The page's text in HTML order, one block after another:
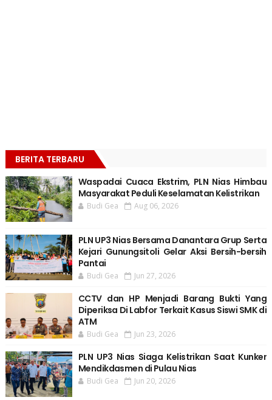
BERITA TERBARU
Waspadai Cuaca Ekstrim, PLN Nias Himbau
Masyarakat Peduli Keselamatan Kelistrikan
Budi Gea Aug 06, 2026
PLN UP3 Nias Bersama Danantara Grup Serta
Kejari Gunungsitoli Gelar Aksi Bersih-bersih
Pantai
Budi Gea Jun 27, 2026
CCTV dan HP Menjadi Barang Bukti Yang
Diperiksa Di Labfor Terkait Kasus Siswi SMK di
ATM
Budi Gea Jun 23, 2026
PLN UP3 Nias Siaga Kelistrikan Saat Kunker
Mendikdasmen di Pulau Nias
Budi Gea Jun 20, 2026